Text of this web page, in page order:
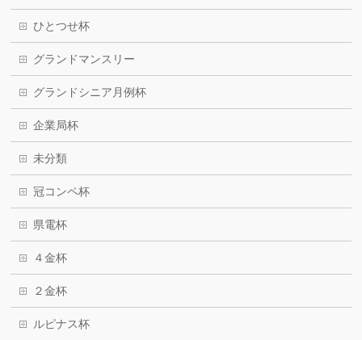
ひとつせ杯
グランドマンスリー
グランドシニア月例杯
企業局杯
未分類
冠コンペ杯
県電杯
４金杯
２金杯
ルピナス杯